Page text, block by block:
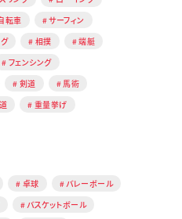
転車
サーフィン
相撲
端艇
フェンシング
剣道
馬術
重量挙げ
卓球
バレーボール
バスケットボール